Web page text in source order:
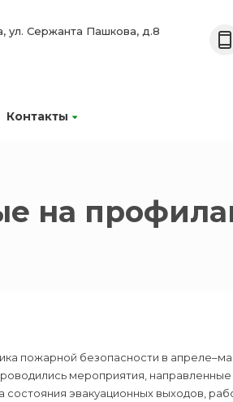
Контакты
ул. Сержанта Пашкова, д.8
на
пожарной безопасности в
мероприятия,
эвакуационных выходов,